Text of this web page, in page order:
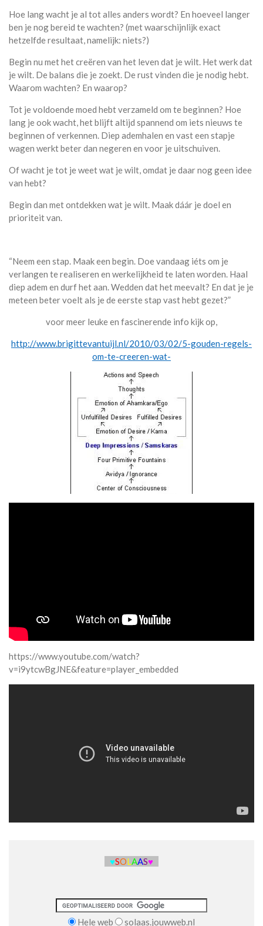
Hoe lang wacht je al tot alles anders wordt? En hoeveel langer
ben je nog bereid te wachten? (met waarschijnlijk exact
hetzelfde resultaat, namelijk: niets?)
Begin nu met het creëren van het leven dat je wilt. Het werk dat
je wilt. De balans die je zoekt. De rust vinden die je nodig hebt.
Waarom wachten? En waarop?
Tot je voldoende moed hebt verzameld om te beginnen? Hoe
lang je ook wacht, het blijft altijd spannend om iets nieuws te
beginnen of verkennen. Diep ademhalen en vast een stapje
wagen werkt beter dan negeren en voor je uitschuiven.
Of wacht je tot je weet wat je wilt, omdat je daar nog geen idee
van hebt?
Begin dan met ontdekken wat je wilt. Maak dáár je doel en
prioriteit van.
“Neem een stap. Maak een begin. Doe vandaag iéts om je
verlangen te realiseren en werkelijkheid te laten worden. Haal
diep adem en durf het aan. Wedden dat het meevalt? En dat je je
meteen beter voelt als je de eerste stap vast hebt gezet?”
voor meer leuke en fascinerende info kijk op,
http://www.brigittevantuijl.nl/2010/03/02/5-gouden-regels-
om-te-creeren-wat-
https://www.youtube.com/watch?
v=i9ytcwBgJNE&feature=player_embedded
♥SOLAAS♥
Hele web solaas.jouwweb.nl